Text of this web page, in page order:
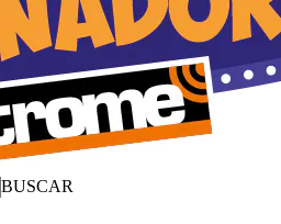
BUSCAR